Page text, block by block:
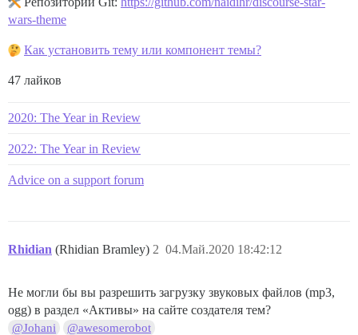
wars-theme
Как установить тему или компонент темы?
47 лайков
2020: The Year in Review
2022: The Year in Review
Advice on a support forum
Rhidian (Rhidian Bramley) 04.Май.2020 18:42:12
2
Не могли бы вы разрешить загрузку звуковых файлов (mp3,
ogg) в раздел «Активы» на сайте создателя тем?
@Johani @awesomerobot